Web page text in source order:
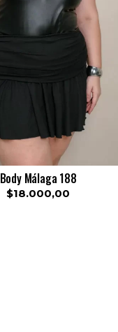
Body Málaga 188
$18.000,00